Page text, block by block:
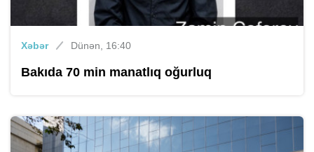
Xəbər Dünən, 16:40
Bakıda 70 min manatlıq oğurluq